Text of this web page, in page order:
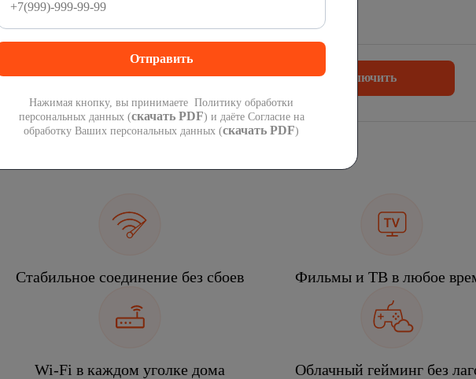
1 000 минут
на номера России
при переходе со своим номером.
300 Подключить
Стабильное соединение без сбоев Фильмы и ТВ в любое
Wi-Fi в каждом уголке дома Облачный гейминг без
Нажимая кнопку, вы принимаете Политику обработки
персональных данных (скачать PDF) и даёте Согласие на
обработку Ваших персональных данных (скачать PDF)